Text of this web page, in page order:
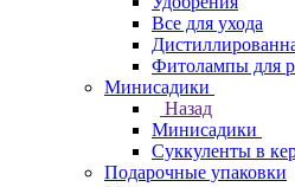
Все для ухода
Фитолампы для
Минисадики
Назад
Минисадики
Суккуленты в
Подарочные упаковки